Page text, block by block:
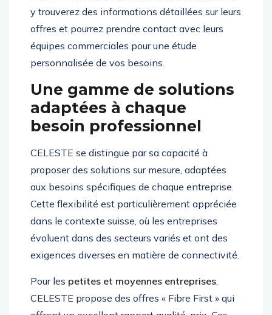
y trouverez des informations détaillées sur leurs
offres et pourrez prendre contact avec leurs
équipes commerciales pour une étude
personnalisée de vos besoins.
Une gamme de solutions
adaptées à chaque
besoin professionnel
CELESTE se distingue par sa capacité à
proposer des solutions sur mesure, adaptées
aux besoins spécifiques de chaque entreprise.
Cette flexibilité est particulièrement appréciée
dans le contexte suisse, où les entreprises
évoluent dans des secteurs variés et ont des
exigences diverses en matière de connectivité.
Pour les petites et moyennes entreprises
CELESTE propose des offres « Fibre First » qui